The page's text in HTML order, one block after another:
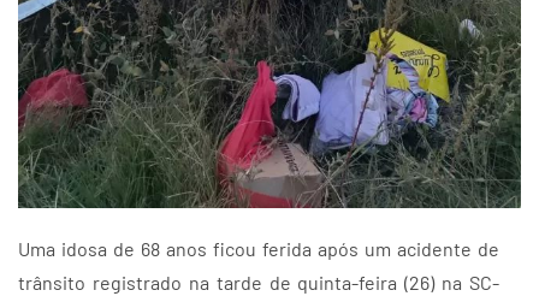
Uma idosa de 68 anos ficou ferida após um acidente de
trânsito registrado na tarde de quinta-feira (26) na SC-